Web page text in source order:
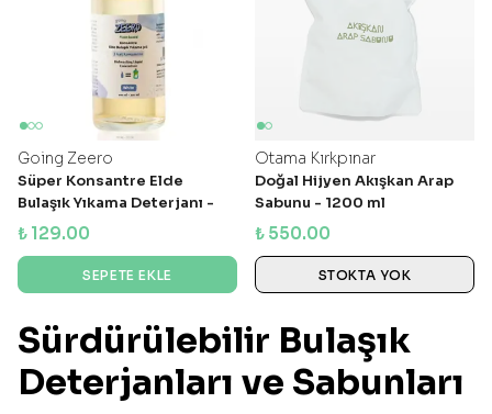
Going Zeero
Süper Konsantre Elde
Bulaşık Yıkama Deterjanı -
Hassas Formül (Kokusuz)
₺ 129.00
SEPETE EKLE
Otama Kırkpınar
Doğal Hijyen Akışkan Arap
Sabunu - 1200 ml
₺ 550.00
STOKTA YOK
Sürdürülebilir Bulaşık
Deterjanları ve Sabunları